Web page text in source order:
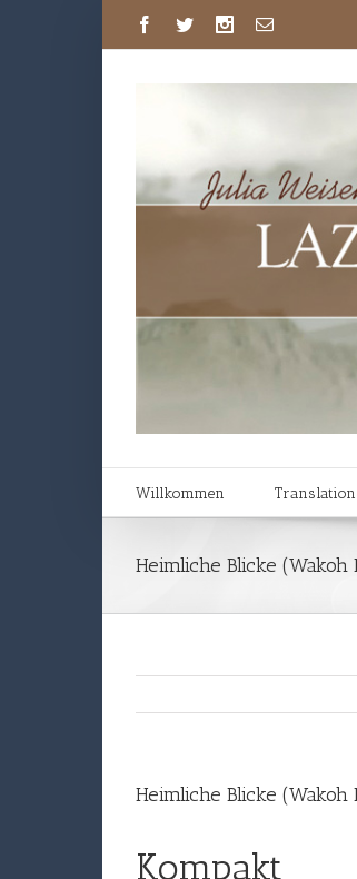
Willkommen
Heimliche Blicke (Wakoh
Heimliche Blicke (Wakoh
Kompakt